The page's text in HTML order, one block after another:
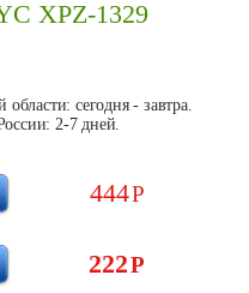
XPZ-1329
сегодня - завтра.
2-7 дней.
444Р
222Р